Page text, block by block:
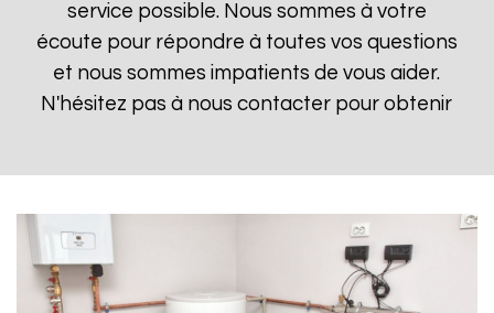
service possible. Nous sommes à votre
écoute pour répondre à toutes vos questions
et nous sommes impatients de vous aider.
N'hésitez pas à nous contacter pour obtenir